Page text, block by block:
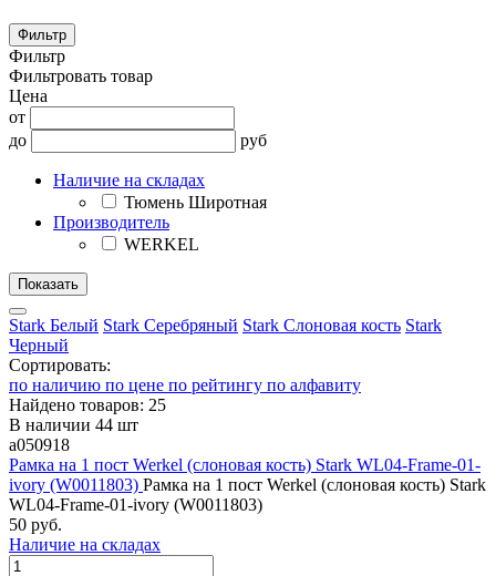
Фильтр
Фильтр
Фильтровать товар
Цена
от
до
руб
Наличие на складах
Тюмень Широтная
Производитель
WERKEL
Stark Белый Stark Cеребряный Stark Слоновая кость Stark
Черный
Сортировать:
по наличию по цене по рейтингу по алфавиту
Найдено товаров: 25
В наличии 44 шт
a050918
Рамка на 1 пост Werkel (слоновая кость) Stark WL04-Frame-01-
ivory (W0011803) Рамка на 1 пост Werkel (слоновая кость) Stark
WL04-Frame-01-ivory (W0011803)
50 руб.
Наличие на складах